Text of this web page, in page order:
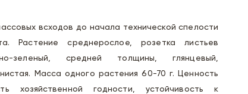
всходов до начала технической спелости
Растение среднерослое, розетка листьев
зеленый, средней толщины, глянцевый,
Масса одного растения 60-70 г. Ценность
хозяйственной годности, устойчивость к